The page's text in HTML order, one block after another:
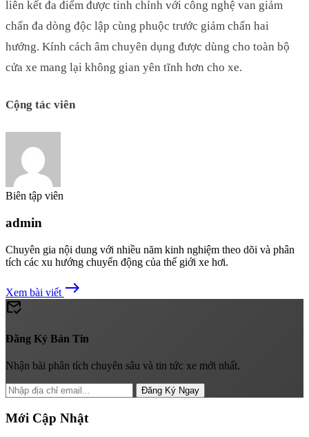
liên kết đa điểm được tinh chỉnh với công nghệ van giảm
chấn đa dòng độc lập cùng phuộc trước giảm chấn hai
hướng. Kính cách âm chuyên dụng được dùng cho toàn bộ
cửa xe mang lại không gian yên tĩnh hơn cho xe.
Cộng tác viên
Biên tập viên
admin
Chuyên gia nội dung với nhiều năm kinh nghiệm theo dõi và phân
tích các xu hướng chuyển động của thế giới xe hơi.
Xem bài viết east
mark_email_read
Đăng Ký Bản Tin
Nhận bài phân tích chuyên sâu và tin tức xe mới nhất.
Đăng Ký Ngay
Mới Cập Nhật